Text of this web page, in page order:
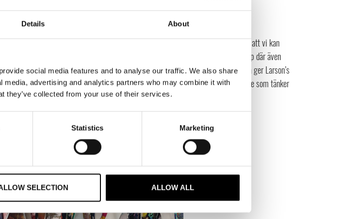
Details About
social media features and to analyse our traffic. We also share
advertising and analytics partners who may combine it with
they’ve collected from your use of their services.
Statistics Marketing
SELECTION ALLOW ALL
säljer du och vilken marknad vänder du dig till?
enligt GOTS, BCI, återvunnen PET och vi deltar i “cirkulära projekt”. Detta medför att vi kan
med god standard, inget barnarbete, inga farliga kemikalier och låga CO2 utsläpp där även
moral ger kunderna en slutprodukt att vara stolt över. Med kontor i Kungsbacka ger Larson’s
snabba svar på sina frågor. Våra leverantörer är Europeiska vävare och kunderna de som tänker
på plaggen.